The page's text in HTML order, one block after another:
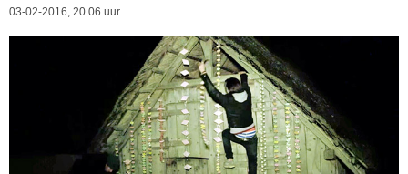
03-02-2016, 20.06 uur